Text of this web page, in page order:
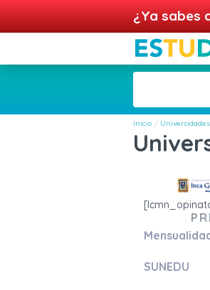
¿Ya sabes
Inicio
SUNEDU